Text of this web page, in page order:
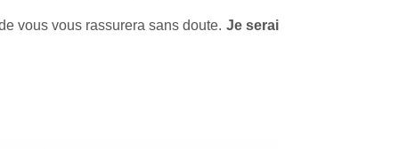
vous vous rassurera sans doute.Je serai